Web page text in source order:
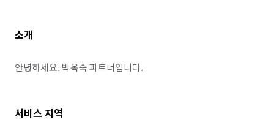
소개
안녕하세요. 박옥숙 파트너입니다.
서비스 지역